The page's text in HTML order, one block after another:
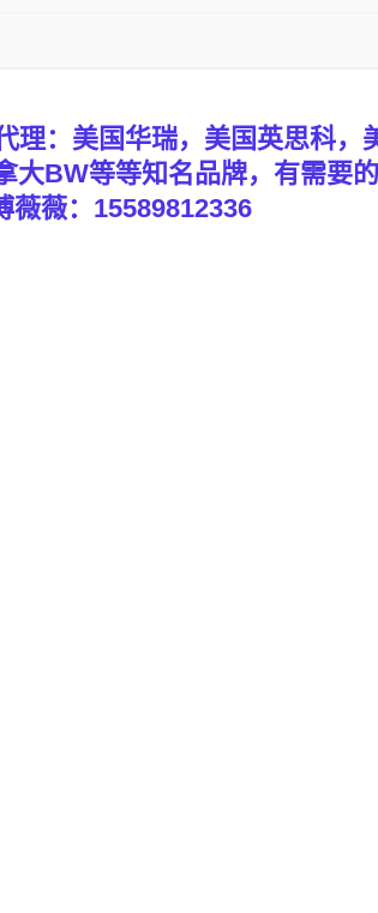
理：美国华瑞，美国英思科，
大BW等等知名品牌，有需要
薇： 15589812336